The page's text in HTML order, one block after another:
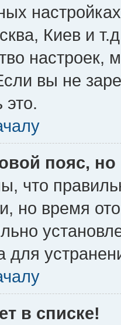
Киев и
настроек,
вы не
это.
пояс,
что
но время
для
в списке!